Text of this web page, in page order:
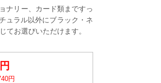
ナリー、カード類まですっ
ュラル以外にブラック・ネ
てお選びいただけます。
円